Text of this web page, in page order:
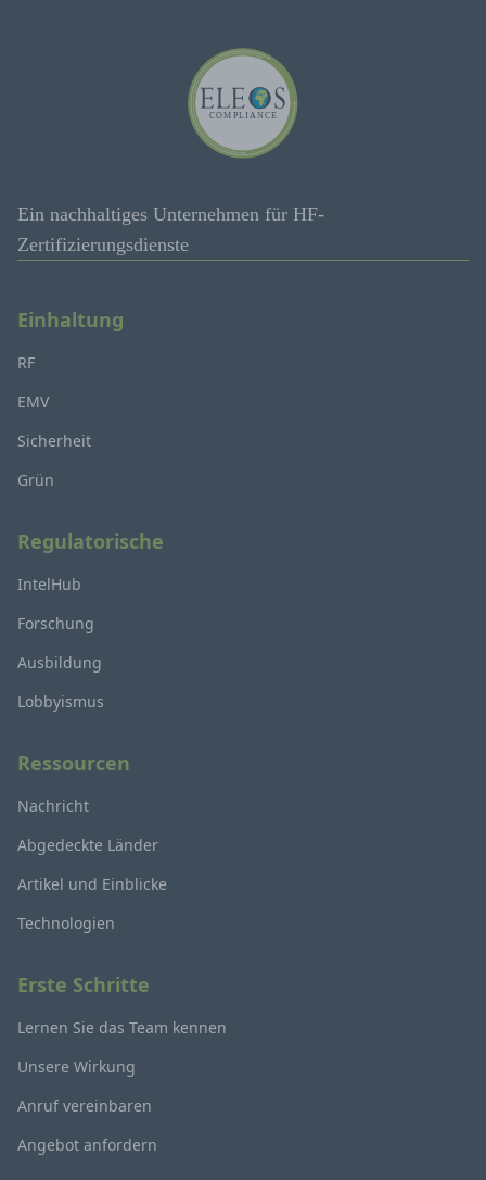
Ein nachhaltiges Unternehmen für HF-
Zertifizierungsdienste
Einhaltung
RF
EMV
Sicherheit
Grün
Regulatorische
IntelHub
Forschung
Ausbildung
Lobbyismus
Ressourcen
Nachricht
Abgedeckte Länder
Artikel und Einblicke
Technologien
Erste Schritte
Lernen Sie das Team kennen
Unsere Wirkung
Anruf vereinbaren
Angebot anfordern